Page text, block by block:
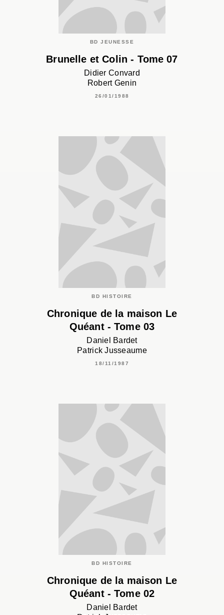
BD JEUNESSE
Brunelle et Colin - Tome 07
Didier Convard
Robert Genin
26/01/1988
BD HISTOIRE
Chronique de la maison Le
Quéant - Tome 03
Daniel Bardet
Patrick Jusseaume
18/11/1987
BD HISTOIRE
Chronique de la maison Le
Quéant - Tome 02
Daniel Bardet